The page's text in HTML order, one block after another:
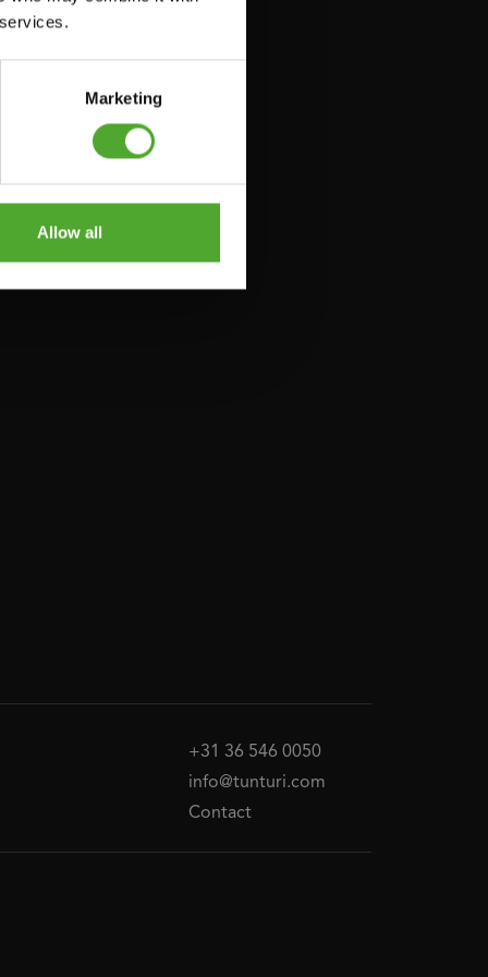
Marketing
Allow all
+31 36 546 0050
info@tunturi.com
Contact